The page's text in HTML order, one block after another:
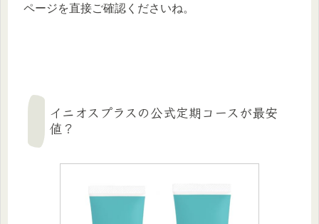
ページを直接ご確認くださいね。
イニオスプラスの公式定期コースが最安
値？